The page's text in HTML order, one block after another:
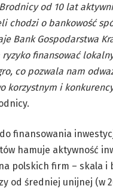
od 10 lat
chodzi o bankowość
Bank Gospodarstwa
finansować
co pozwala nam
korzystnym i
finansowania
hamuje aktywność
polskich firm – skala i
od średniej unijnej (w